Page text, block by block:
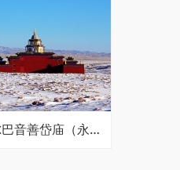
内蒙古巴彦淖尔巴音善岱庙（永觉寺）